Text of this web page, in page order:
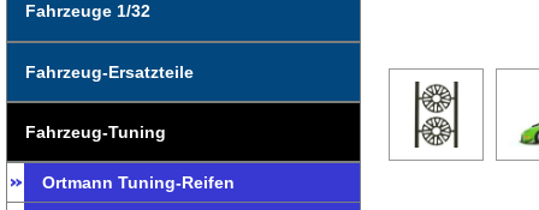
Fahrzeuge 1/32
Fahrzeug-Ersatzteile
Fahrzeug-Tuning
Ortmann Tuning-Reifen